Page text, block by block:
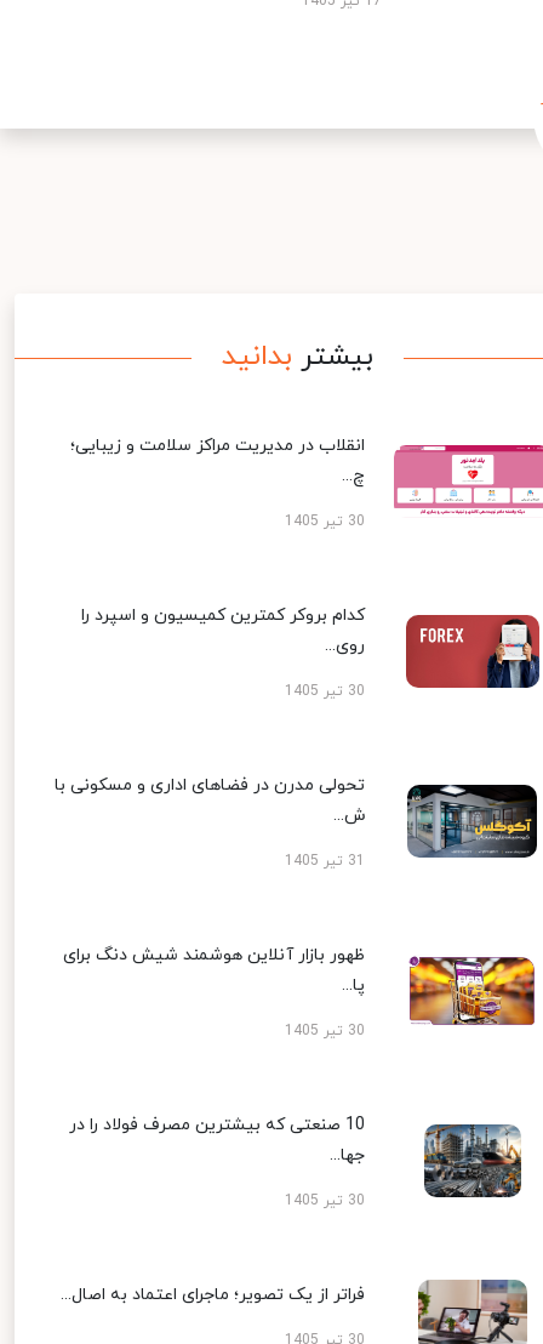
بیشتر بدانید
انقلاب در مدیریت مراکز سلامت و زیبایی؛
چ...
30 تیر 1405
کدام بروکر کمترین کمیسیون و اسپرد را
روی...
30 تیر 1405
تحولی مدرن در فضاهای اداری و مسکونی با
ش...
ظهور بازار آنلاین هوشمند شیش دنگ برای
پا...
30 تیر 1405
10 صنعتی که بیشترین مصرف فولاد را در
جها...
30 تیر 1405
فراتر از یک تصویر؛ ماجرای اعتماد به اصال...